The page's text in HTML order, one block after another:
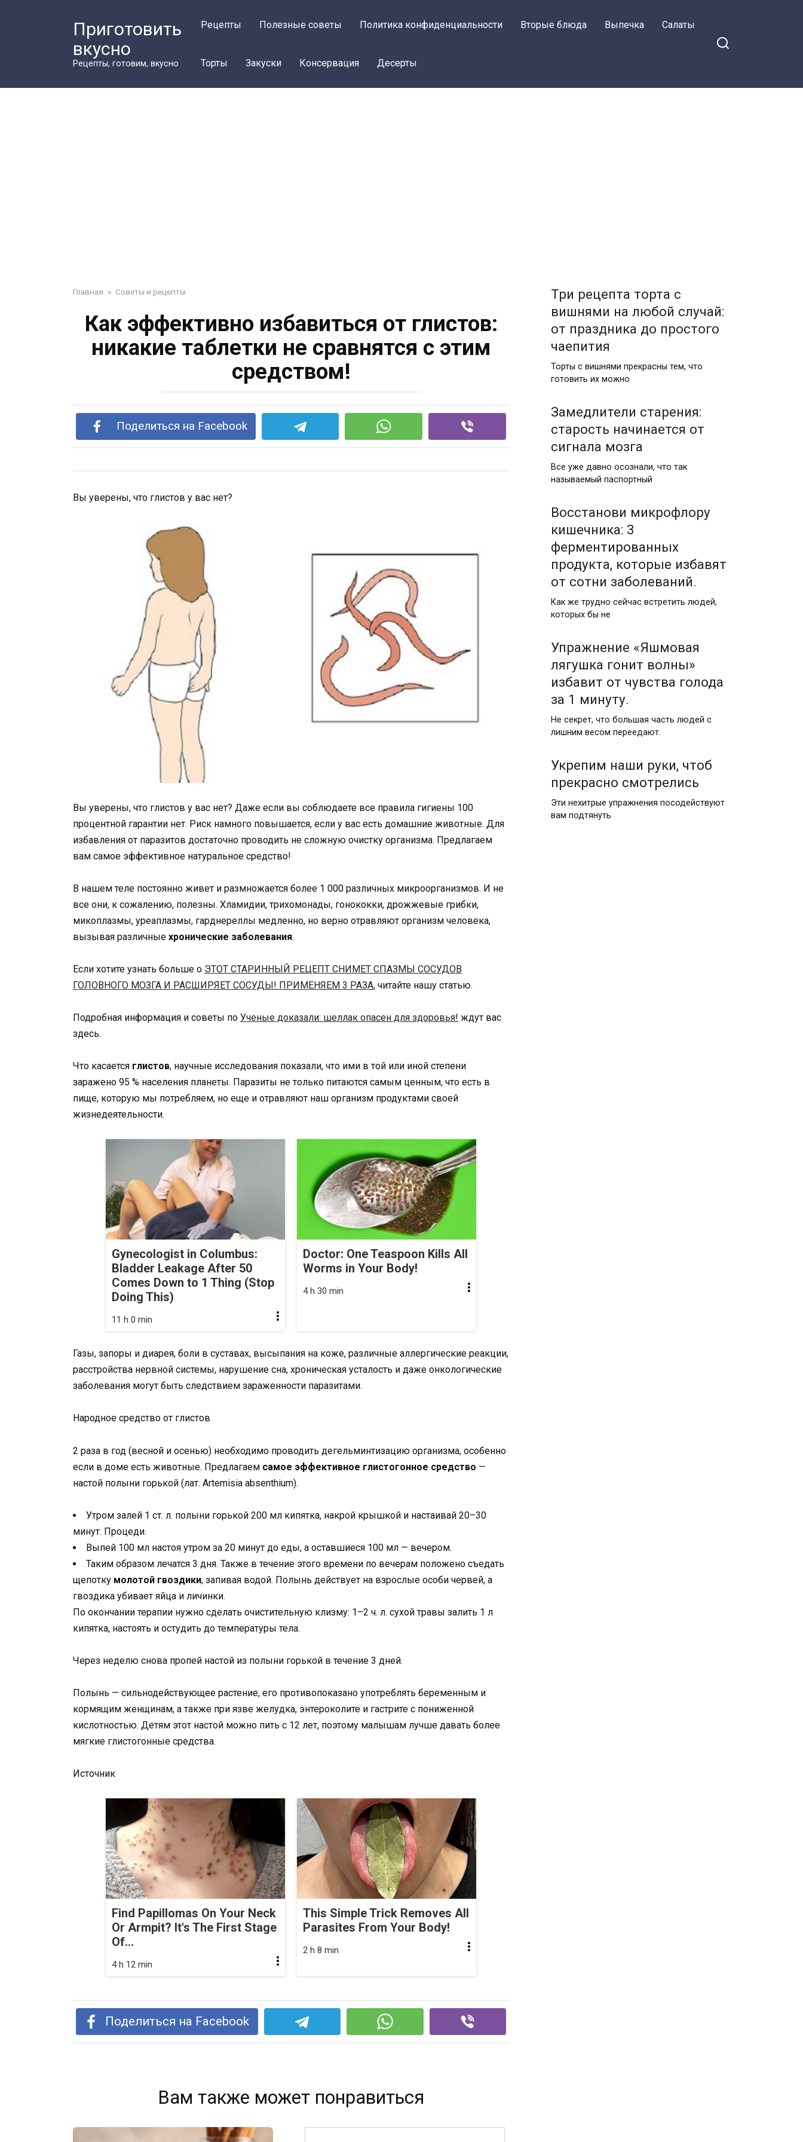
Приготовить
вкусно
Рецепты, готовим, вкусно
Рецепты Полезные советы Политика конфиденциальности Вторые блюда Выпечка Салаты
Торты Закуски Консервация Десерты
Главная » Советы и рецепты
Как эффективно избавиться от глистов:
никакие таблетки не сравнятся с этим
средством!
Поделиться на Facebook
Вы уверены, что глистов у вас нет?
Вы уверены, что глистов у вас нет? Даже если вы соблюдаете все правила гигиены 100
процентной гарантии нет. Риск намного повышается, если у вас есть домашние животные. Для
избавления от паразитов достаточно проводить не сложную очистку организма. Предлагаем
вам самое эффективное натуральное средство!
В нашем теле постоянно живет и размножается более 1 000 различных микроорганизмов. И не
все они, к сожалению, полезны. Хламидии, трихомонады, гонококки, дрожжевые грибки,
микоплазмы, уреаплазмы, гарднереллы медленно, но верно отравляют организм человека,
вызывая различные хронические заболевания.
Если хотите узнать больше о ЭТОТ СТАРИННЫЙ РЕЦЕПТ СНИМЕТ СПАЗМЫ СОСУДОВ
ГОЛОВНОГО МОЗГА И РАСШИРЯЕТ СОСУДЫ! ПРИМЕНЯЕМ 3 РАЗА, читайте нашу статью.
Подробная информация и советы по Ученые доказали: шеллак опасен для здоровья! ждут вас
здесь.
Что касается глистов, научные исследования показали, что ими в той или иной степени
заражено 95 % населения планеты. Паразиты не только питаются самым ценным, что есть в
пище, которую мы потребляем, но еще и отравляют наш организм продуктами своей
жизнедеятельности.
Gynecologist in Columbus:
Bladder Leakage After 50
Comes Down to 1 Thing (Stop
Doing This)
11 h 0 min
Doctor: One Teaspoon Kills All
Worms in Your Body!
4 h 30 min
Газы, запоры и диарея, боли в суставах, высыпания на коже, различные аллергические реакции,
расстройства нервной системы, нарушение сна, хроническая усталость и даже онкологические
заболевания могут быть следствием зараженности паразитами.
Народное средство от глистов
2 раза в год (весной и осенью) необходимо проводить дегельминтизацию организма, особенно
если в доме есть животные. Предлагаем самое эффективное глистогонное средство —
настой полыни горькой (лат. Artemisia absenthium).
Утром залей 1 ст. л. полыни горькой 200 мл кипятка, накрой крышкой и настаивай 20–30
минут. Процеди.
Выпей 100 мл настоя утром за 20 минут до еды, а оставшиеся 100 мл — вечером.
Таким образом лечатся 3 дня. Также в течение этого времени по вечерам положено съедать
щепотку молотой гвоздики, запивая водой. Полынь действует на взрослые особи червей, а
гвоздика убивает яйца и личинки.
По окончании терапии нужно сделать очистительную клизму: 1–2 ч. л. сухой травы залить 1 л
кипятка, настоять и остудить до температуры тела.
Через неделю снова пропей настой из полыни горькой в течение 3 дней.
Полынь — сильнодействующее растение, его противопоказано употреблять беременным и
кормящим женщинам, а также при язве желудка, энтероколите и гастрите с пониженной
кислотностью. Детям этот настой можно пить с 12 лет, поэтому малышам лучше давать более
мягкие глистогонные средства.
Источник
Find Papillomas On Your Neck
Or Armpit? It's The First Stage
Of...
4 h 12 min
This Simple Trick Removes All
Parasites From Your Body!
2 h 8 min
Поделиться на Facebook
Вам также может понравиться
Три рецепта торта с
вишнями на любой случай:
от праздника до простого
чаепития
Торты с вишнями прекрасны тем, что
готовить их можно
Замедлители старения:
старость начинается от
сигнала мозга
Все уже давно осознали, что так
называемый паспортный
Восстанови микрофлору
кишечника: 3
ферментированных
продукта, которые избавят
от сотни заболеваний.
Как же трудно сейчас встретить людей,
которых бы не
Упражнение «Яшмовая
лягушка гонит волны»
избавит от чувства голода
за 1 минуту.
Не секрет, что большая часть людей с
лишним весом переедают.
Укрепим наши руки, чтоб
прекрасно смотрелись
Эти нехитрые упражнения посодействуют
вам подтянуть